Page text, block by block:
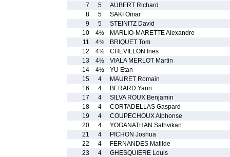
7
5
AUBERT Richard
8
5
SAKI Omar
9
5
STEINITZ David
10
4½
MARLIO-MARETTE Alexandre
11
4½
BRIQUET Tom
12
4½
CHEVILLON Ines
13
4½
VIALA MERLOT Martin
14
4½
YU Etan
15
4
MAURET Romain
16
4
BERARD Yann
17
4
SILVA ROUX Benjamin
18
4
CORTADELLAS Gaspard
19
4
COUPECHOUX Alphonse
20
4
YOGANATHAN Sathvikan
21
4
PICHON Joshua
22
4
FERNANDES Matilde
23
4
GHESQUIERE Louis